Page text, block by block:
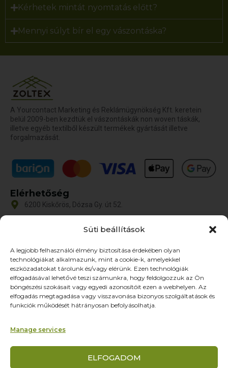
Süti beállítások
A legjobb felhasználói élmény biztosítása érdekében olyan
technológiákat alkalmazunk, mint a cookie-k, amelyekkel
eszközadatokat tárolunk és/vagy elérünk. Ezen technológiák
elfogadásával lehetővé teszi számunkra, hogy feldolgozzuk az Ön
böngészési szokásait vagy egyedi azonosítóit ezen a webhelyen. Az
elfogadás megtagadása vagy visszavonása bizonyos szolgáltatások és
funkciók működését hátrányosan befolyásolhatja.
Manage services
ELFOGADOM
Kérhetek mintát nyomtatás előtt?
Mennyi súlyt bír el egy vászontáska?
A Yourcontact Marketing és Reklámügynökség Kft. keretein
belül 2009-ben kezdtük el vászontáskák non woven táskák,
illetve egyéb textilből készült termékek gyártását illetve
forgalmazását.
Elérhetőség
6200 Kiskőrös, Dózsa Gy. út 52.
Nyitvatartás
Hétfő-Péntek: 9:00-17:00
SZ–V: ZÁRVA
Oldalak
Termékek
Referenciák
Partnereknek